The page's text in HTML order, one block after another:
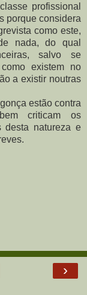
profissional
porque considera
como este,
nada, do qual
salvo se
existem no
a existir noutras
estão contra
criticam os
desta natureza e
›